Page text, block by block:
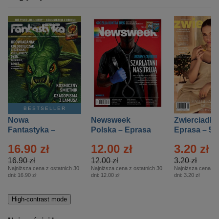
BESTSELLER
Nowa
Fantastyka –
16.90 zł
16.90 zł
Najniższa cena z ostatnich 30
dni: 16.90 zł
Newsweek
Polska – Eprasa
12.00 zł
12.00 zł
Najniższa cena z ostatnich 30
dni: 12.00 zł
Zwierciadło
Eprasa – 5/
3.20 zł
3.20 zł
Najniższa cena z
dni: 3.20 zł
High-contrast mode